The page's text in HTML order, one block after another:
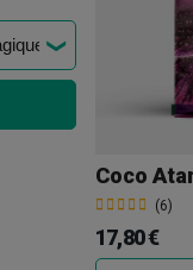
Coco
(6)
17,80 €